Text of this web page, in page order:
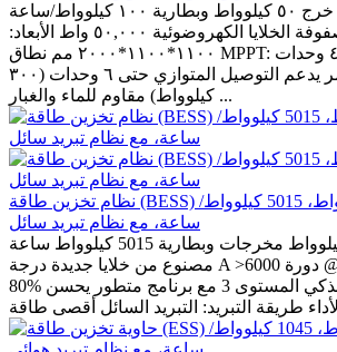
الطاقة المُصنّفة: خرج ٥٠ كيلوواط وبطارية ١٠٠ كيلوواط/ساعة
طاقة مصفوفة الخلايا الكهروضوئية ٥٠,٠٠٠ واط الأبعاد:
١١٠٠*١١٠٠*٢٠٠٠ مم نطاق MPPT: ٤ وحدات MPPT، ٢٠٠ - ٨٥٠
فولت تيار مستمر يدعم التوصيل المتوازي حتى ٦ وحدات (٣٠٠
كيلوواط) مقاوم للماء والغبار ...
نظام تخزين طاقة (BESS) بقدرة 2500 كيلوواط، 5015 كيلوواط/
ساعة، مع نظام تبريد سائل
قوة تصنيفية 2500 كيلوواط مخرجات وبطارية 5015 كيلوواط ساعة
مصنوع من خلايا جديدة درجة A >6000 دورة @DOD 90%، EOL
80% نظام إدارة البطارية الذكي المستوى 3 مع برنامج متطور يحسن